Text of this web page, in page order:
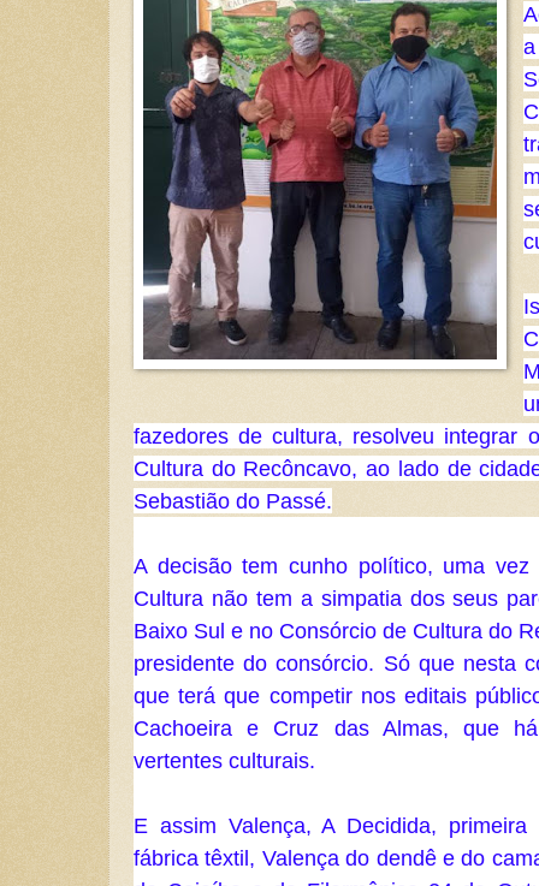
fazedores de cultura, resolveu integrar
Cultura do Recôncavo, ao lado de
Sebastião do Passé.
A decisão tem cunho político, uma
Cultura não tem a simpatia dos seus
Baixo Sul e no Consórcio de Cultura do
presidente do consórcio. Só que nesta
que terá que competir nos editais
Cachoeira e Cruz das Almas, que
vertentes culturais.
E assim Valença, A Decidida,
fábrica têxtil, Valença do dendê e do